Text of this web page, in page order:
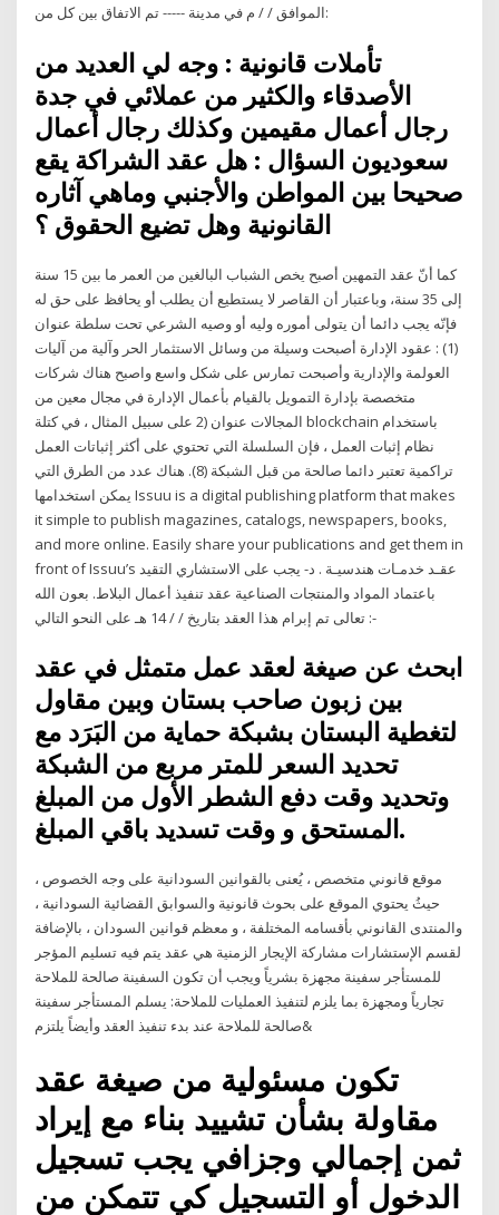
الموافق / / م في مدينة ----- تم الاتفاق بين كل من:
تأملات قانونية : وجه لي العديد من
الأصدقاء والكثير من عملائي في جدة
رجال أعمال مقيمين وكذلك رجال أعمال
سعوديون السؤال : هل عقد الشراكة يقع
صحيحا بين المواطن والأجنبي وماهي آثاره
القانونية وهل تضيع الحقوق ؟
كما أنّ عقد التمهين أصبح يخص الشباب البالغين من العمر ما بين 15 سنة
إلى 35 سنة، وباعتبار أن القاصر لا يستطيع أن يطلب أو يحافظ على حق له
فإنّه يجب دائما أن يتولى أموره وليه أو وصيه الشرعي تحت سلطة عنوان
(1) : عقود الإدارة أصبحت وسيلة من وسائل الاستثمار الحر وآلية من آليات
العولمة والإدارية وأصبحت تمارس على شكل واسع واصبح هناك شركات
متخصصة بإدارة التمويل بالقيام بأعمال الإدارة في مجال معين من
المجالات عنوان (2 على سبيل المثال ، في كتلة blockchain باستخدام
نظام إثبات العمل ، فإن السلسلة التي تحتوي على أكثر إثباتات العمل
تراكمية تعتبر دائما صالحة من قبل الشبكة (8). هناك عدد من الطرق التي
يمكن استخدامها Issuu is a digital publishing platform that makes
it simple to publish magazines, catalogs, newspapers, books,
and more online. Easily share your publications and get them in
front of Issuu’s عقـد خدمـات هندسيـة . د- يجب على الاستشاري التقيد
باعتماد المواد والمنتجات الصناعية عقد تنفيذ أعمال البلاط. بعون الله
تعالى تم إبرام هذا العقد بتاريخ / / 14 هـ على النحو التالي :-
ابحث عن صيغة لعقد عمل متمثل في عقد
بين زبون صاحب بستان وبين مقاول
لتغطية البستان بشبكة حماية من البَرَد مع
تحديد السعر للمتر مربع من الشبكة
وتحديد وقت دفع الشطر الأول من المبلغ
المستحق و وقت تسديد باقي المبلغ.
موقع قانوني متخصص ، يُعنى بالقوانين السودانية على وجه الخصوص ،
حيثُ يحتوي الموقع على بحوث قانونية والسوابق القضائية السودانية ،
والمنتدى القانوني بأقسامه المختلفة ، و معظم قوانين السودان ، بالإضافة
لقسم الإستشارات مشاركة الإيجار الزمنية هي عقد يتم فيه تسليم المؤجر
للمستأجر سفينة مجهزة بشرياً ويجب أن تكون السفينة صالحة للملاحة
تجارياً ومجهزة بما يلزم لتنفيذ العمليات للملاحة: يسلم المستأجر سفينة
صالحة للملاحة عند بدء تنفيذ العقد وأيضاً يلتزم&
تكون مسئولية من صيغة عقد
مقاولة بشأن تشييد بناء مع إيراد
ثمن إجمالي وجزافي يجب تسجيل
الدخول أو التسجيل كي تتمكن من